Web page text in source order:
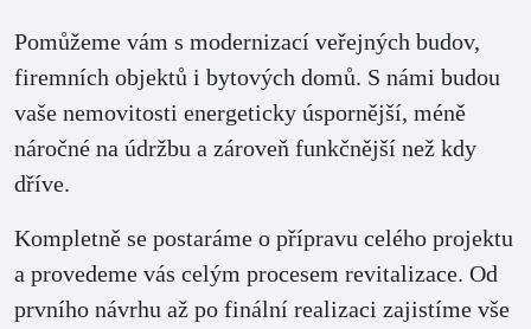
Pomůžeme vám s modernizací veřejných budov,
firemních objektů i bytových domů. S námi budou
vaše nemovitosti energeticky úspornější, méně
náročné na údržbu a zároveň funkčnější než kdy
dříve.
Kompletně se postaráme o přípravu celého projektu
a provedeme vás celým procesem revitalizace. Od
prvního návrhu až po finální realizaci zajistíme vše